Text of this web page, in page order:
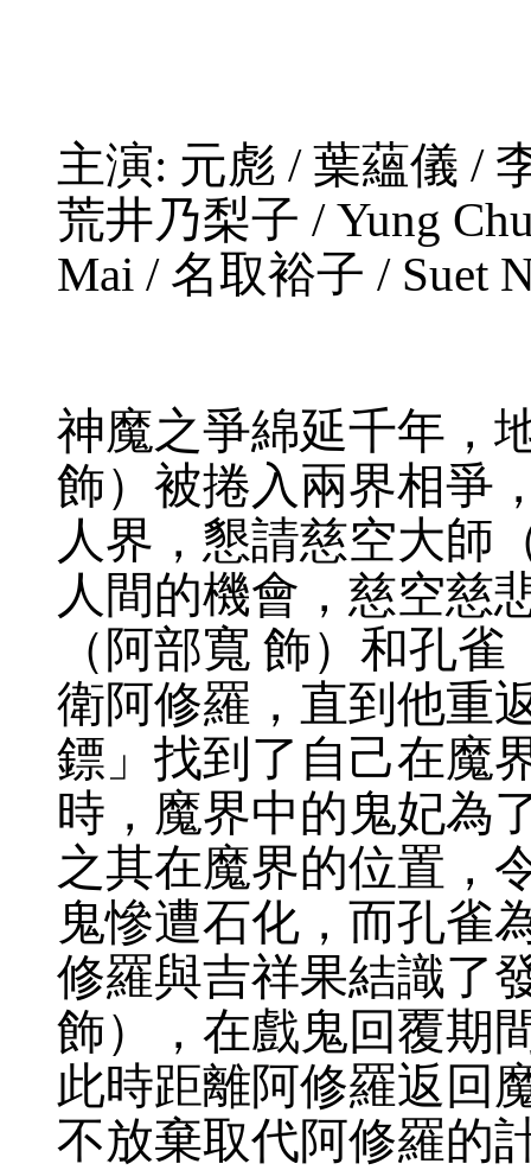
主演: 元彪 / 葉蘊儀 /
荒井乃梨子 / Yung
Mai / 名取裕子 / Suet
神魔之爭綿延千年，
飾）被捲入兩界相爭
人界，懇請慈空大師
人間的機會，慈空慈
（阿部寬 飾）和孔
衛阿修羅，直到他重
鏢」找到了自己在魔
時，魔界中的鬼妃為
之其在魔界的位置，
鬼慘遭石化，而孔雀
修羅與吉祥果結識了
飾），在戲鬼回覆期
此時距離阿修羅返回
不放棄取代阿修羅